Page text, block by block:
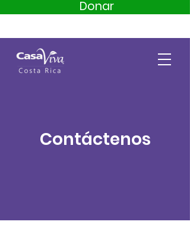
Donar
Contáctenos